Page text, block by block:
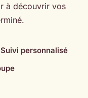
à découvrir vos
Suivi personnalisé